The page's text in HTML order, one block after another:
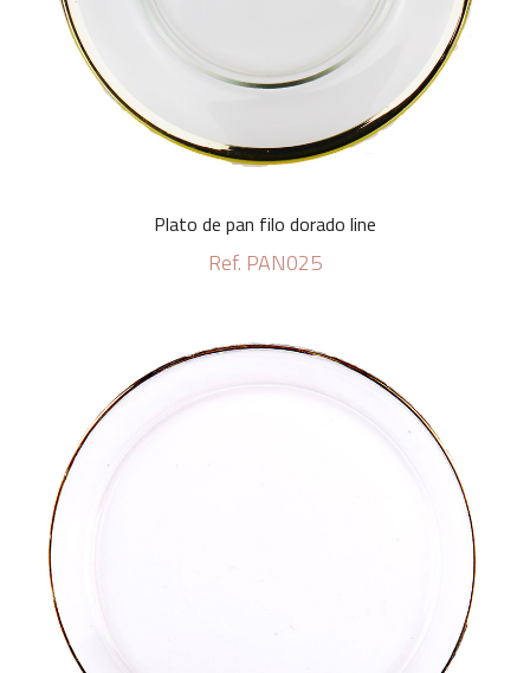
Plato de pan filo dorado line
Ref. PAN025